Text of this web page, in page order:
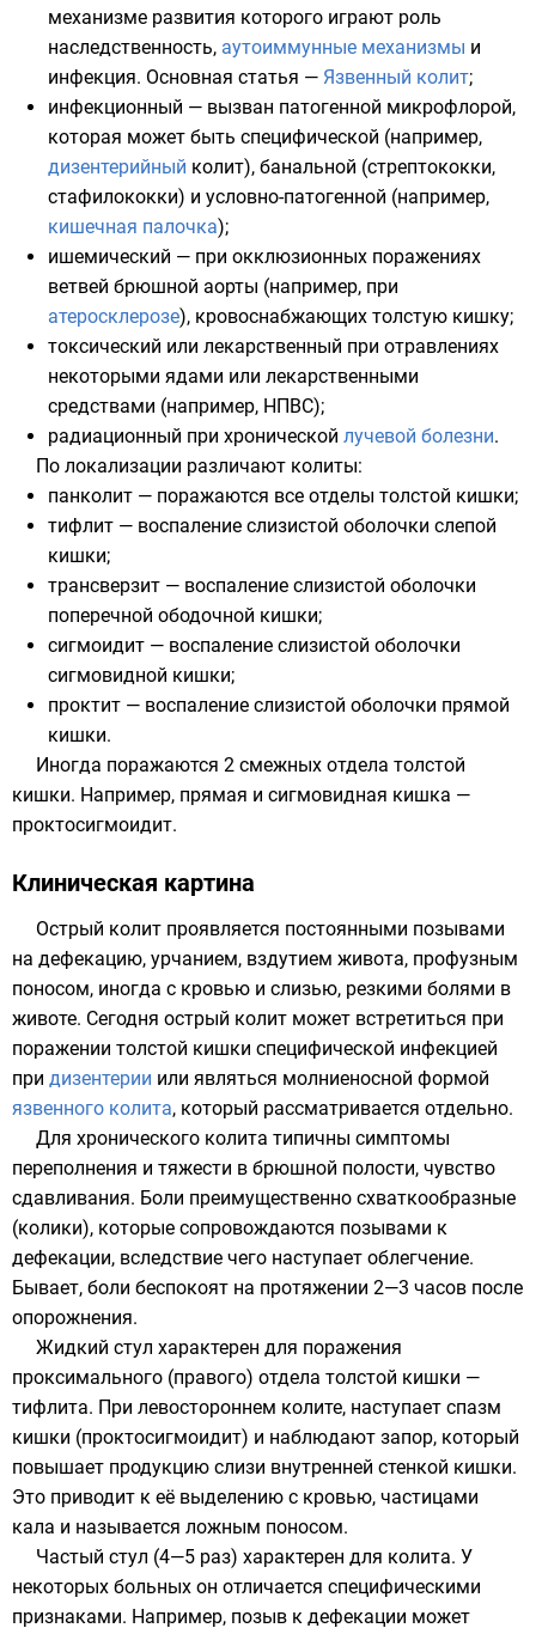
механизме развития которого играют роль
наследственность, аутоиммунные механизмы и
инфекция. Основная статья — Язвенный колит;
инфекционный — вызван патогенной микрофлорой,
которая может быть специфической (например,
дизентерийный колит), банальной (стрептококки,
стафилококки) и условно-патогенной (например,
кишечная палочка);
ишемический — при окклюзионных поражениях
ветвей брюшной аорты (например, при
атеросклерозе), кровоснабжающих толстую кишку;
токсический или лекарственный при отравлениях
некоторыми ядами или лекарственными
средствами (например, НПВС);
радиационный при хронической лучевой болезни.
По локализации различают колиты:
панколит — поражаются все отделы толстой кишки;
тифлит — воспаление слизистой оболочки слепой
кишки;
трансверзит — воспаление слизистой оболочки
поперечной ободочной кишки;
сигмоидит — воспаление слизистой оболочки
сигмовидной кишки;
проктит — воспаление слизистой оболочки прямой
кишки.
Иногда поражаются 2 смежных отдела толстой
кишки. Например, прямая и сигмовидная кишка —
проктосигмоидит.
Клиническая картина
Острый колит проявляется постоянными позывами
на дефекацию, урчанием, вздутием живота, профузным
поносом, иногда с кровью и слизью, резкими болями в
животе. Сегодня острый колит может встретиться при
поражении толстой кишки специфической инфекцией
при дизентерии или являться молниеносной формой
язвенного колита, который рассматривается отдельно.
Для хронического колита типичны симптомы
переполнения и тяжести в брюшной полости, чувство
сдавливания. Боли преимущественно схваткообразные
(колики), которые сопровождаются позывами к
дефекации, вследствие чего наступает облегчение.
Бывает, боли беспокоят на протяжении 2—3 часов после
опорожнения.
Жидкий стул характерен для поражения
проксимального (правого) отдела толстой кишки —
тифлита. При левостороннем колите, наступает спазм
кишки (проктосигмоидит) и наблюдают запор, который
повышает продукцию слизи внутренней стенкой кишки.
Это приводит к её выделению с кровью, частицами
кала и называется ложным поносом.
Частый стул (4—5 раз) характерен для колита. У
некоторых больных он отличается специфическими
признаками. Например, позыв к дефекации может